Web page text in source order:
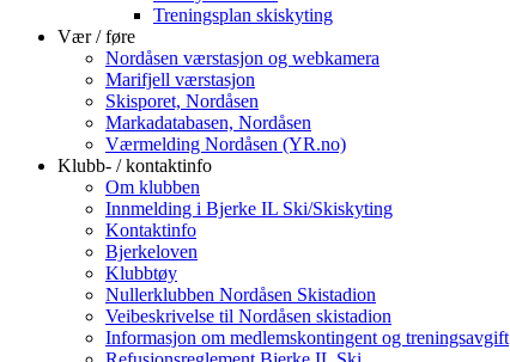
Treningsplan skiskyting
Vær / føre
Nordåsen værstasjon og webkamera
Marifjell værstasjon
Skisporet, Nordåsen
Markadatabasen, Nordåsen
Værmelding Nordåsen (YR.no)
Klubb- / kontaktinfo
Om klubben
Innmelding i Bjerke IL Ski/Skiskyting
Kontaktinfo
Bjerkeloven
Klubbtøy
Nullerklubben Nordåsen Skistadion
Veibeskrivelse til Nordåsen skistadion
Informasjon om medlemskontingent og treningsavgift